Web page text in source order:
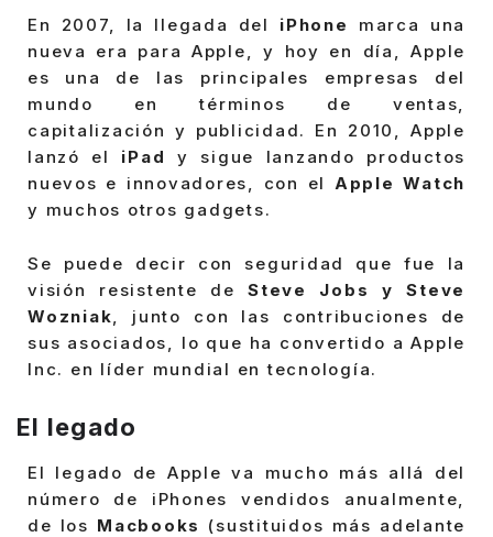
En 2007, la llegada del iPhone marca una
nueva era para Apple, y hoy en día, Apple
es una de las principales empresas del
mundo en términos de ventas,
capitalización y publicidad. En 2010, Apple
lanzó el iPady sigue lanzando productos
nuevos e innovadores, con el Apple Watch
y muchos otros gadgets.
Se puede decir con seguridad que fue la
visión resistente de Steve Jobs y Steve
Wozniak, junto con las contribuciones de
sus asociados, lo que ha convertido a Apple
Inc. en líder mundial en tecnología.
El legado
El legado de Apple va mucho más allá del
número de iPhones vendidos anualmente,
de los Macbooks (sustituidos más adelante